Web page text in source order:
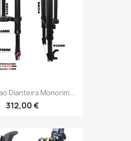
Dianteira Monorim...
312,00 €